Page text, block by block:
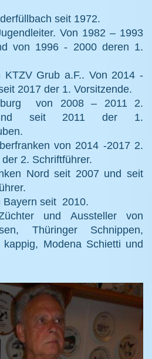
seit 1972.
Von 1982 – 1993
von 1996 - 2000 deren 1.
KTZV Grub a.F.. Von 2014 -
2017 der 1. Vorsitzende.
von 2008 – 2011 2.
und seit 2011 der 1.
von 2014 -2017 2.
2. Schriftführer.
Nord seit 2007 und seit
Bayern seit 2010.
und Aussteller von
Thüringer Schnippen,
Modena Schietti und